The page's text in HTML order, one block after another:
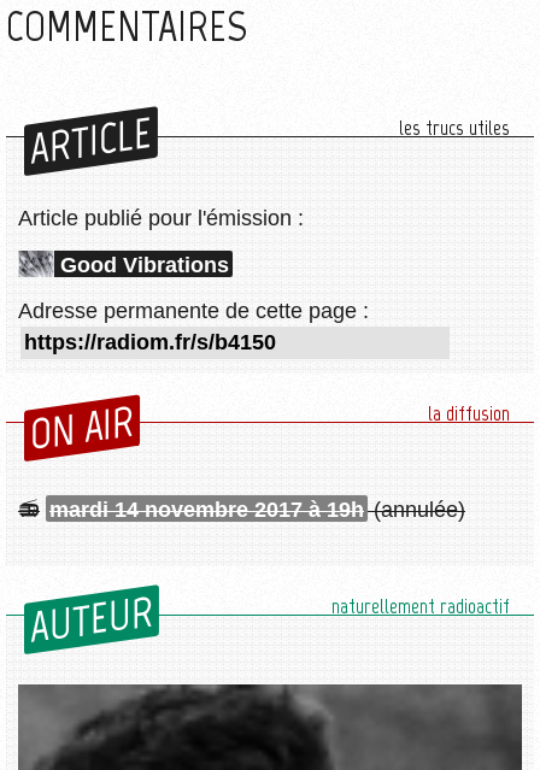
COMMENTAIRES
ARTICLE les trucs utiles
Article publié pour l'émission :
Good Vibrations
Adresse permanente de cette page :
ON AIR la diffusion
mardi 14 novembre 2017 à 19h(annulée)
AUTEUR naturellement radioactif